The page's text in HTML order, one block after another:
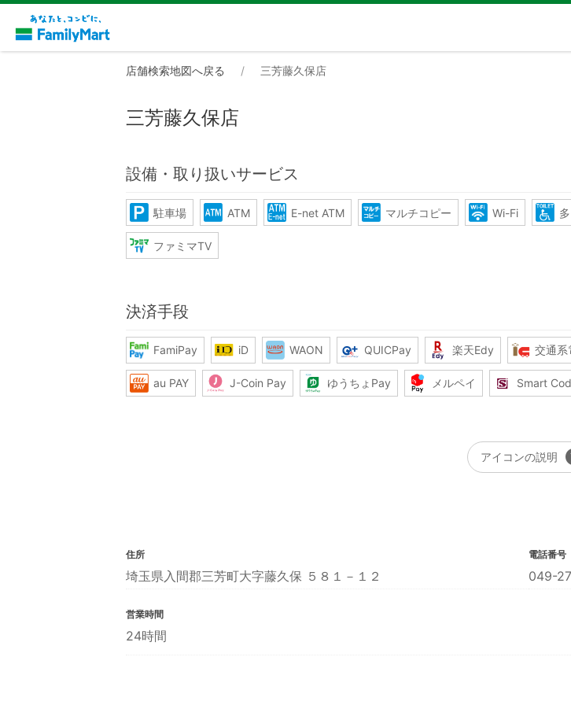
店舗検索地図へ戻る 三芳藤久保店
三芳藤久保店
設備・取り扱いサービス
駐車場 ATM E-net ATM マルチコピー Wi-Fi
ファミマTV
決済手段
FamiPay iD WAON QUICPay 楽天Edy 交通系
au PAY J-Coin Pay ゆうちょPay メルペイ Smart
アイコンの説明
住所
埼玉県入間郡三芳町大字藤久保 ５８１－１２
電話番号
049-
営業時間
24時間